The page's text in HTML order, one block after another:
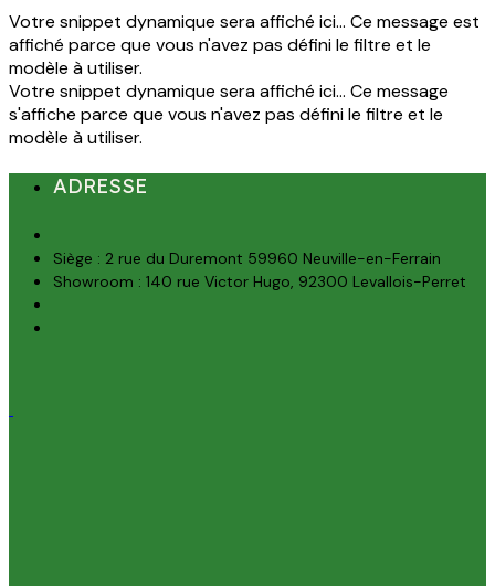
Votre snippet dynamique sera affiché ici... Ce message est
affiché parce que vous n'avez pas défini le filtre et le
modèle à utiliser.
Votre snippet dynamique sera affiché ici... Ce message
s'affiche parce que vous n'avez pas défini le filtre et le
modèle à utiliser.
ADRESSE
Siège : 2 rue du Duremont 59960 Neuville-en-Ferrain
Showroom : 140 rue Victor Hugo, 92300 Levallois-Perret